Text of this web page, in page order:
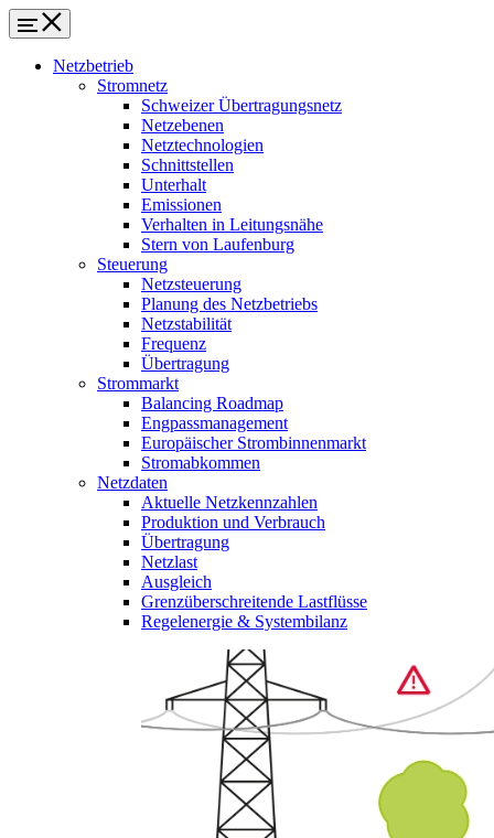
Netzbetrieb
Stromnetz
Schweizer Übertragungsnetz
Netzebenen
Netztechnologien
Schnittstellen
Unterhalt
Emissionen
Verhalten in Leitungsnähe
Stern von Laufenburg
Steuerung
Netzsteuerung
Planung des Netzbetriebs
Netzstabilität
Frequenz
Übertragung
Strommarkt
Balancing Roadmap
Engpassmanagement
Europäischer Strombinnenmarkt
Stromabkommen
Netzdaten
Aktuelle Netzkennzahlen
Produktion und Verbrauch
Übertragung
Netzlast
Ausgleich
Grenzüberschreitende Lastflüsse
Regelenergie & Systembilanz